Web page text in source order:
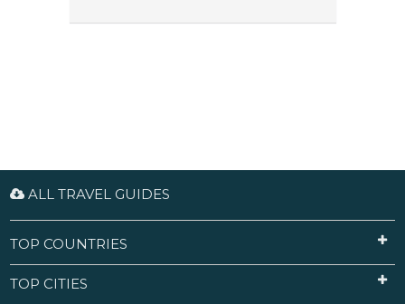
ALL TRAVEL GUIDES
TOP COUNTRIES
TOP CITIES